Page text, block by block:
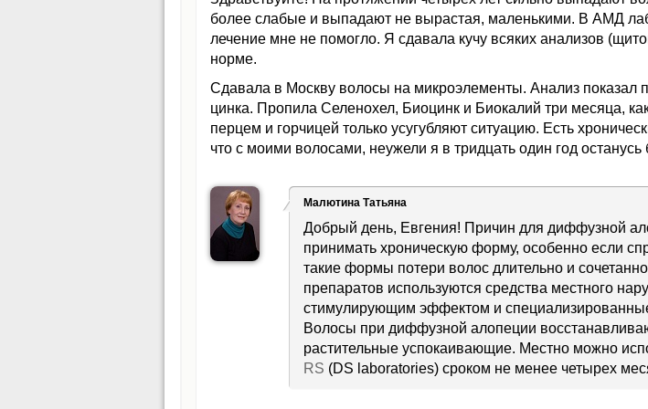
более слабые и выпадают не вырастая, маленькими. В АМД
лечение мне не помогло. Я сдавала кучу всяких анализов
норме.
Сдавала в Москву волосы на микроэлементы. Анализ показал
цинка. Пропила Селенохел, Биоцинк и Биокалий три месяца,
перцем и горчицей только усугубляют ситуацию. Есть
что с моими волосами, неужели я в тридцать один год
Малютина Татьяна
Добрый день, Евгения! Причин для диффузной
принимать хроническую форму, особенно если
такие формы потери волос длительно и
препаратов используются средства местного
стимулирующим эффектом и
Волосы при диффузной алопеции
растительные успокаивающие. Местно можно
RS (DS laboratories) сроком не менее четырех